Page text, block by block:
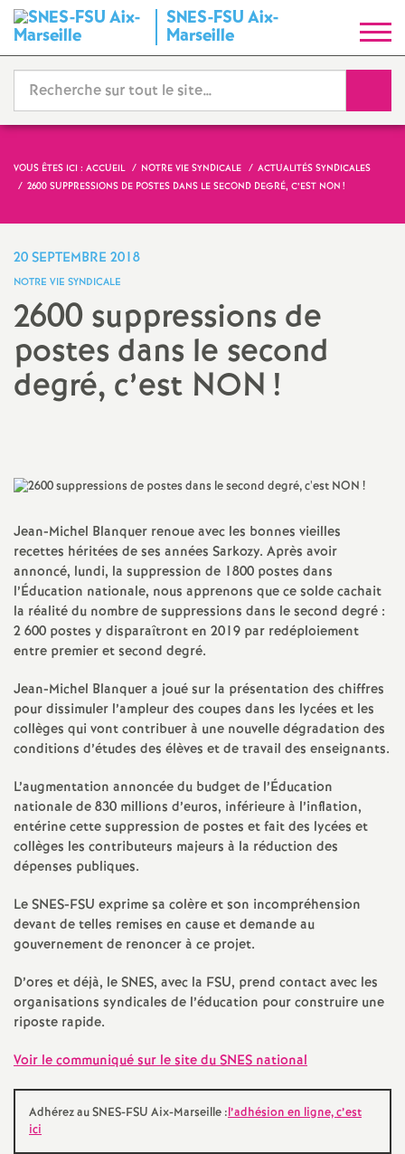
SNES-FSU Aix-
Marseille
y
n
d
i
a
t
t
i
o
n
a
l
d
e
s
E
s
e
i
g
VOUS ÊTES ICI : ACCUEIL NOTRE VIE SYNDICALE
ACTUALITÉS SYNDICALES
2600 SUPPRESSIONS DE POSTES DANS LE SECOND DEGRÉ, C’EST NON !
20 SEPTEMBRE 2018
NOTRE VIE SYNDICALE
2600 suppressions de
postes dans le second
degré, c’est NON !
Jean-Michel Blanquer renoue avec les bonnes vieilles
recettes héritées de ses années Sarkozy. Après avoir
annoncé, lundi, la suppression de 1800 postes dans
l’Éducation nationale, nous apprenons que ce solde cachait
la réalité du nombre de suppressions dans le second degré :
2 600 postes y disparaîtront en 2019 par redéploiement
entre premier et second degré.
Jean-Michel Blanquer a joué sur la présentation des chiffres
pour dissimuler l’ampleur des coupes dans les lycées et les
collèges qui vont contribuer à une nouvelle dégradation des
conditions d’études des élèves et de travail des enseignants.
L’augmentation annoncée du budget de l’Éducation
nationale de 830 millions d’euros, inférieure à l’inflation,
entérine cette suppression de postes et fait des lycées et
collèges les contributeurs majeurs à la réduction des
dépenses publiques.
Le SNES-FSU exprime sa colère et son incompréhension
devant de telles remises en cause et demande au
gouvernement de renoncer à ce projet.
D’ores et déjà, le SNES, avec la FSU, prend contact avec les
organisations syndicales de l’éducation pour construire une
riposte rapide.
Voir le communiqué sur le site du SNES national
Adhérez au SNES-FSU Aix-Marseille :l’adhésion en ligne, c’est
ici